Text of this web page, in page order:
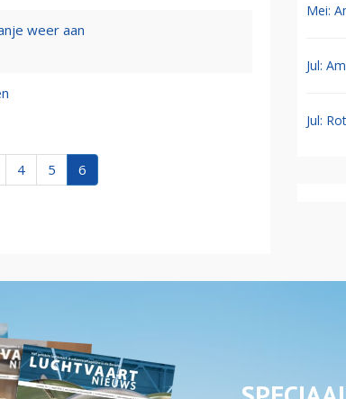
weer aan
4 5 6
Mei:
Jul:
Jul: